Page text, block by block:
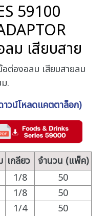
59100
ม เสียบสาย
ต่องอลม เสียบสายลม
.
วน์โหลดแคตตาล็อก)
เกลียว จำนวน (แพ็ค)
1/8
50
1/8
50
1/4
50